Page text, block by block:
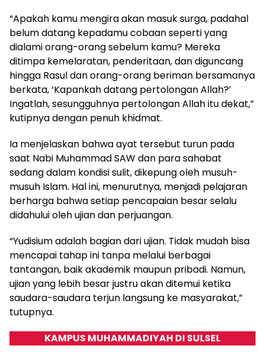
“Apakah kamu mengira akan masuk surga, padahal
belum datang kepadamu cobaan seperti yang
dialami orang-orang sebelum kamu? Mereka
ditimpa kemelaratan, penderitaan, dan diguncang
hingga Rasul dan orang-orang beriman bersamanya
berkata, ‘Kapankah datang pertolongan Allah?’
Ingatlah, sesungguhnya pertolongan Allah itu dekat,”
kutipnya dengan penuh khidmat.
Ia menjelaskan bahwa ayat tersebut turun pada
saat Nabi Muhammad SAW dan para sahabat
sedang dalam kondisi sulit, dikepung oleh musuh-
musuh Islam. Hal ini, menurutnya, menjadi pelajaran
berharga bahwa setiap pencapaian besar selalu
didahului oleh ujian dan perjuangan.
“Yudisium adalah bagian dari ujian. Tidak mudah bisa
mencapai tahap ini tanpa melalui berbagai
tantangan, baik akademik maupun pribadi. Namun,
ujian yang lebih besar justru akan ditemui ketika
saudara-saudara terjun langsung ke masyarakat,”
tutupnya.
KAMPUS MUHAMMADIYAH DI SULSEL